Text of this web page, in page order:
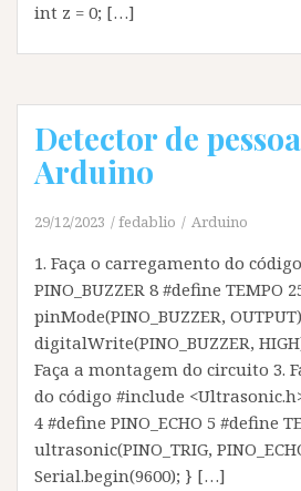
int z = 0; […]
Detector de
Arduino
29/12/2023 fedablio Arduino
1. Faça o carregamento do
PINO_BUZZER 8 #define TEMPO
pinMode(PINO_BUZZER,
digitalWrite(PINO_BUZZER,
Faça a montagem do circuito 3.
do código #include
4 #define PINO_ECHO 5 #define
ultrasonic(PINO_TRIG,
Serial.begin(9600); } […]